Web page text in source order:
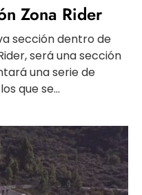
Zona Rider
sección dentro de
será una sección
una serie de
que se...